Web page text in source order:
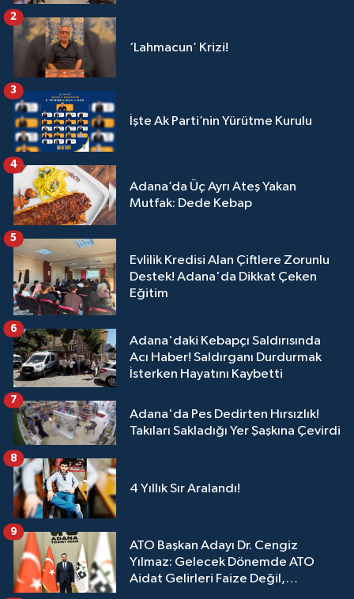
‘Lahmacun’ Krizi!
2
İşte Ak Parti’nin Yürütme Kurulu
3
Adana’da Üç Ayrı Ateş Yakan
Mutfak: Dede Kebap
4
Evlilik Kredisi Alan Çiftlere Zorunlu
Destek! Adana'da Dikkat Çeken
Eğitim
5
Adana'daki Kebapçı Saldırısında
Acı Haber! Saldırganı Durdurmak
İsterken Hayatını Kaybetti
6
Adana'da Pes Dedirten Hırsızlık!
Takıları Sakladığı Yer Şaşkına Çevirdi
7
4 Yıllık Sır Aralandı!
8
ATO Başkan Adayı Dr. Cengiz
Yılmaz: Gelecek Dönemde ATO
Aidat Gelirleri Faize Değil,
9